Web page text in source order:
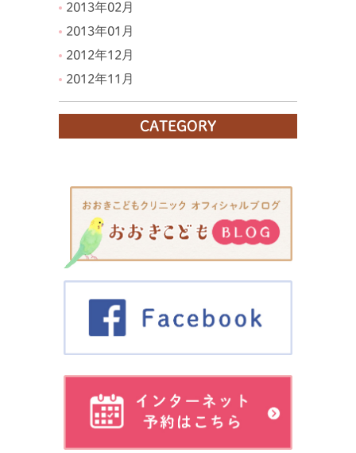
2013年02月
2013年01月
2012年12月
2012年11月
CATEGORY